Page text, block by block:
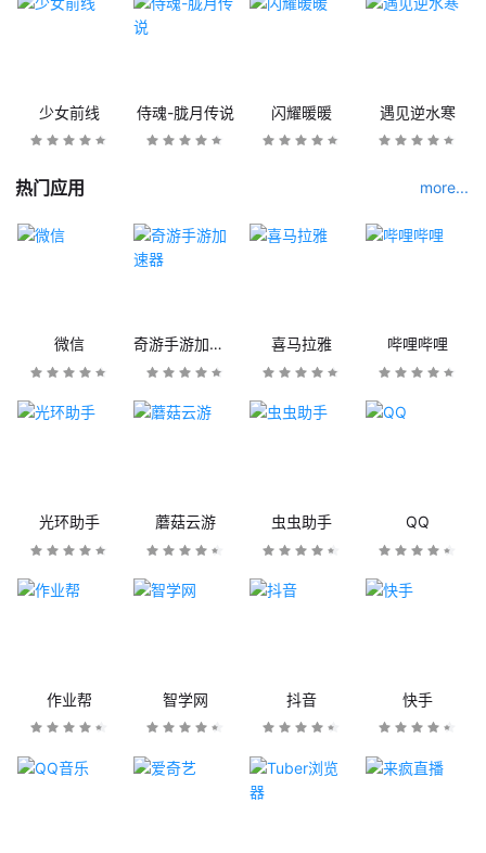
少女前线 侍魂-胧月传说 闪耀暖暖 遇见逆水寒
热门应用 more...
微信 奇游手游加速器 喜马拉雅 哔哩哔哩
光环助手 蘑菇云游 虫虫助手 QQ
作业帮 智学网 抖音 快手